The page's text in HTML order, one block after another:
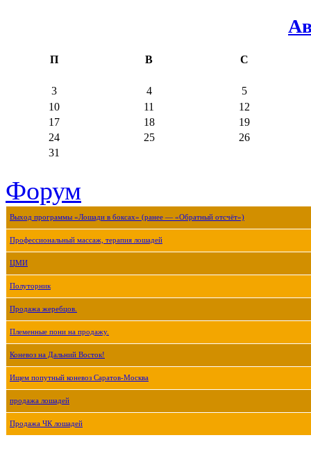
П В С
3 4
5
10
11
12
17
18
19
24
25
26
31
Форум
Выход программы «Лошади в боксах» (ранее — «Обратный отсчёт»)
Профессиональный массаж, терапия лошадей
ЦМИ
Полуторник
Продажа жеребцов.
Племенные пони на продажу.
Коневоз на Дальний Восток!
Ищем попутный коневоз Саратов-Москва
продажа лошадей
Продажа ЧК лошадей